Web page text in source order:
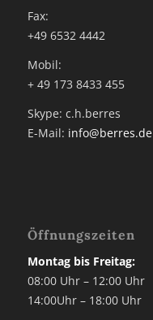
Fax:
+49 6532 4442
Mobil:
+ 49 173 8433 455
Skype: c.h.berres
E-Mail: info@berres.de
Öffnungszeiten
Montag bis Freitag:
08:00 Uhr – 12:00 Uhr
14:00Uhr – 18:00 Uhr